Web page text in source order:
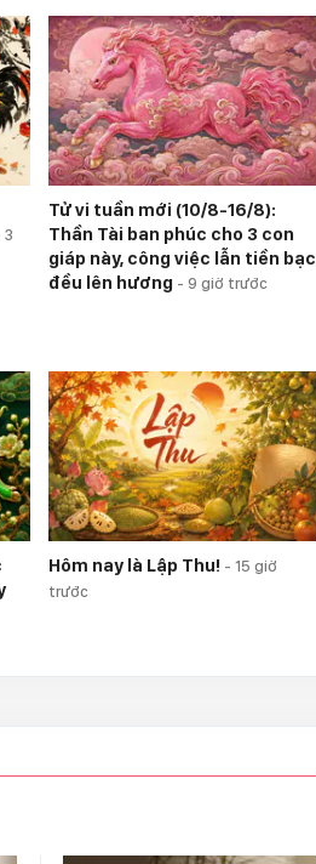
3
Tử vi tuần mới (10/8-16/8):
Thần Tài ban phúc cho 3 con
giáp này, công việc lẫn tiền bạc
đều lên hương - 9 giờ trước
Hôm nay là Lập Thu! - 15 giờ
trước